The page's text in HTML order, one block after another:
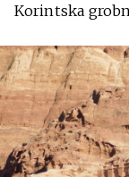
Korintska